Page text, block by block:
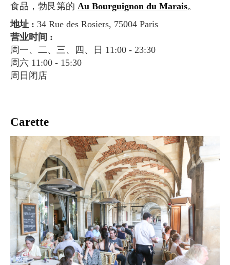
食品，勃艮第的 Au Bourguignon du Marais。
地址 : 34 Rue des Rosiers, 75004 Paris
营业时间 :
周一、二、三、四、日 11:00 - 23:30
周六 11:00 - 15:30
周日闭店
Carette